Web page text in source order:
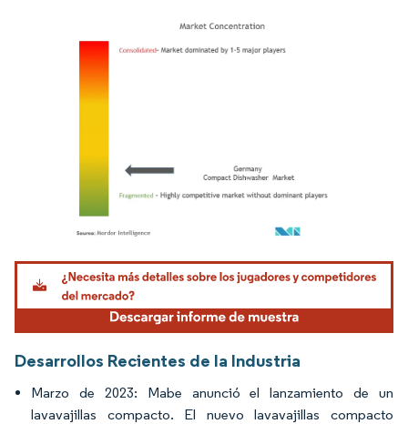
Imagen © Mordor Intelligence. El uso requiere atribución según CC BY 4.0.
Desarrollos Recientes de la Industria
Marzo de 2023: Mabe anunció el lanzamiento de un
lavavajillas compacto. El nuevo lavavajillas compacto